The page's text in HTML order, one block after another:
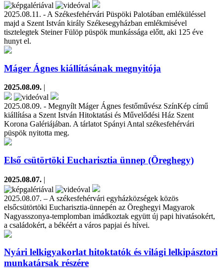
2025.08.11. - A Székesfehérvári Püspöki Palotában emléküléssel
majd a Szent István király Székesegyházban emlékmisével
tisztelegtek Steiner Fülöp püspök munkássága előtt, aki 125 éve
hunyt el.
Máger Ágnes kiállításának megnyitója
2025.08.09. |
2025.08.09. - Megnyílt Máger Ágnes festőművész SzínKép című
kiállítása a Szent István Hitoktatási és Művelődési Ház Szent
Korona Galériájában. A tárlatot Spányi Antal székesfehérvári
püspök nyitotta meg.
Első csütörtöki Eucharisztia ünnep (Öreghegy)
2025.08.07. |
2025.08.07. – A székesfehérvári egyházközségek közös
elsőcsütörtöki Eucharisztia-ünnepén az Öreghegyi Magyarok
Nagyasszonya-templomban imádkoztak együtt új papi hivatásokért,
a családokért, a békéért a város papjai és hívei.
Nyári lelkigyakorlat hitoktatók és világi lelkipásztori
munkatársak részére